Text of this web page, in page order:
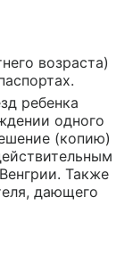
возраста)
ребенка
одного
(копию)
Также
дающего